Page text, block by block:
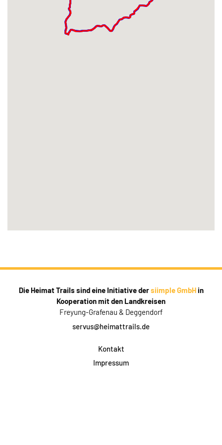
Die Heimat Trails sind eine Initiative dersiimple GmbHin
Kooperation mit den Landkreisen
Freyung-Grafenau & Deggendorf
servus@heimattrails.de
Kontakt
Impressum